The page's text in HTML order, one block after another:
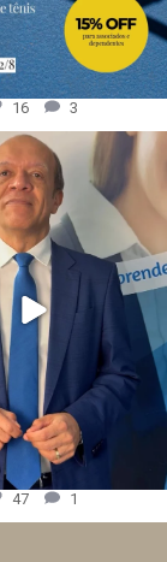
16 3
47 1